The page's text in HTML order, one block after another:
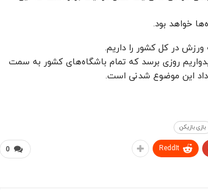
خواهد بود.
در کل کشور را داریم.
روزی برسد که تمام باشگاه‌های کشور به سمت
داد این موضوع شدنی است.
بازی بازیکن
0 ReddIt